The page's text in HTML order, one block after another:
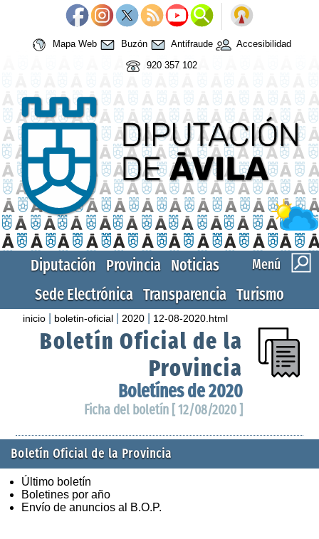
Mapa Web Buzón Antifraude
Accesibilidad
920 357 102
Menú
Diputación Provincia Noticias
Sede Electrónica Transparencia Turismo
inicio boletin-oficial 2020 12-08-2020.html
Boletín Oficial de la
Provincia
Boletínes de 2020
Ficha del boletín [ 12/08/2020 ]
Boletín Oficial de la Provincia
Último boletín
Boletines por año
Envío de anuncios al B.O.P.